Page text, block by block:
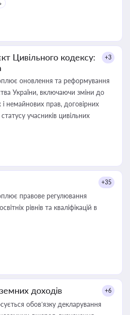
Цивільного кодексу:
+3
оновлення та реформування
України, включаючи зміни до
немайнових прав, договірних
учасників цивільних
+35
правове регулювання
рівнів та кваліфікацій в
доходів +6
обов’язку декларування